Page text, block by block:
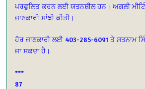
ਪਰਫੁਲਿਤ ਕਰਨ ਲਈ ਯਤਨਸ਼ੀਲ ਹਨ। ਅਗਲੀ
ਜਾਣਕਾਰੀ ਸਾਂਝੀ ਕੀਤੀ।
ਹੋਰ ਜਾਣਕਾਰੀ ਲਈ 403-285-6091 ਤੇ ਸਤਨਾਮ
ਜਾ ਸਕਦਾ ਹੈ।
***
87